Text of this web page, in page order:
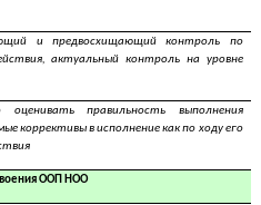
и предвосхищающий контроль по
актуальный контроль на уровне
оценивать правильность выполнения
коррективы в исполнение как по ходу его
ООП НОО